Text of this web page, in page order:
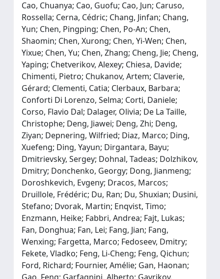
Cao, Chuanya; Cao, Guofu; Cao, Jun; Caruso,
Rossella; Cerna, Cédric; Chang, Jinfan; Chang,
Yun; Chen, Pingping; Chen, Po-An; Chen,
Shaomin; Chen, Xurong; Chen, Yi-Wen; Chen,
Yixue; Chen, Yu; Chen, Zhang; Cheng, Jie; Cheng,
Yaping; Chetverikov, Alexey; Chiesa, Davide;
Chimenti, Pietro; Chukanov, Artem; Claverie,
Gérard; Clementi, Catia; Clerbaux, Barbara;
Conforti Di Lorenzo, Selma; Corti, Daniele;
Corso, Flavio Dal; Dalager, Olivia; De La Taille,
Christophe; Deng, Jiawei; Deng, Zhi; Deng,
Ziyan; Depnering, Wilfried; Diaz, Marco; Ding,
Xuefeng; Ding, Yayun; Dirgantara, Bayu;
Dmitrievsky, Sergey; Dohnal, Tadeas; Dolzhikov,
Dmitry; Donchenko, Georgy; Dong, Jianmeng;
Doroshkevich, Evgeny; Dracos, Marcos;
Druillole, Frédéric; Du, Ran; Du, Shuxian; Dusini,
Stefano; Dvorak, Martin; Enqvist, Timo;
Enzmann, Heike; Fabbri, Andrea; Fajt, Lukas;
Fan, Donghua; Fan, Lei; Fang, Jian; Fang,
Wenxing; Fargetta, Marco; Fedoseev, Dmitry;
Fekete, Vladko; Feng, Li-Cheng; Feng, Qichun;
Ford, Richard; Fournier, Amélie; Gan, Haonan;